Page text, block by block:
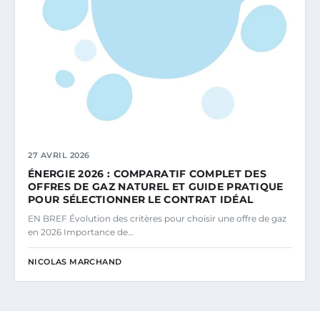
27 AVRIL 2026
ÉNERGIE 2026 : COMPARATIF COMPLET DES
OFFRES DE GAZ NATUREL ET GUIDE PRATIQUE
POUR SÉLECTIONNER LE CONTRAT IDÉAL
EN BREF Évolution des critères pour choisir une offre de gaz
en 2026 Importance de…
NICOLAS MARCHAND